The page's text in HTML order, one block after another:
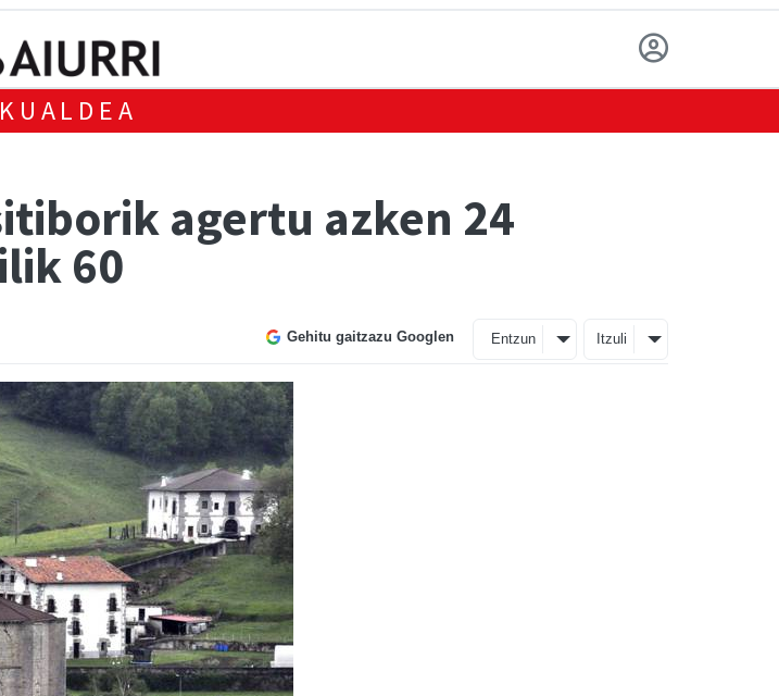
agertu azken 24
60
Gehitu gaitzazu Googlen Entzun Itzuli